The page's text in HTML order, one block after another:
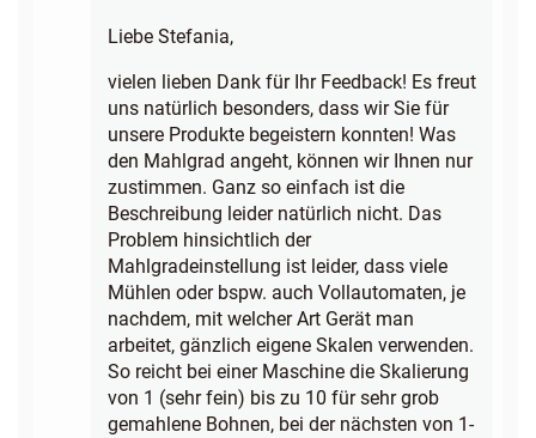
Liebe Stefania,
vielen lieben Dank für Ihr Feedback! Es freut
uns natürlich besonders, dass wir Sie für
unsere Produkte begeistern konnten! Was
den Mahlgrad angeht, können wir Ihnen nur
zustimmen. Ganz so einfach ist die
Beschreibung leider natürlich nicht. Das
Problem hinsichtlich der
Mahlgradeinstellung ist leider, dass viele
Mühlen oder bspw. auch Vollautomaten, je
nachdem, mit welcher Art Gerät man
arbeitet, gänzlich eigene Skalen verwenden.
So reicht bei einer Maschine die Skalierung
von 1 (sehr fein) bis zu 10 für sehr grob
gemahlene Bohnen, bei der nächsten von 1-